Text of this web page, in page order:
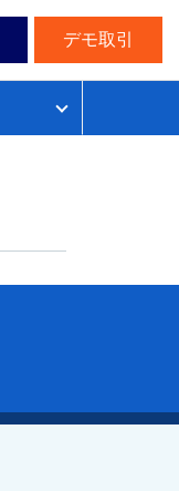
デモ取引